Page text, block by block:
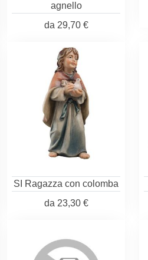
agnello
da 29,70 €
SI Ragazza con colomba
da 23,30 €